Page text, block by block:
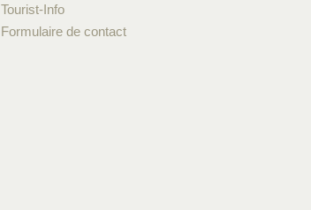
Tourist-Info
Formulaire de contact